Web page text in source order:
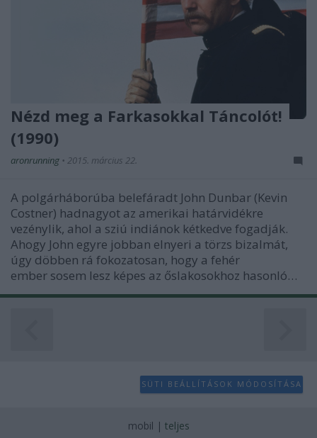
Nézd meg a Farkasokkal Táncolót!
(1990)
aronrunning • 2015. március 22.
A polgárháborúba belefáradt John Dunbar (Kevin
Costner) hadnagyot az amerikai határvidékre
vezénylik, ahol a sziú indiánok kétkedve fogadják.
Ahogy John egyre jobban elnyeri a törzs bizalmát,
úgy döbben rá fokozatosan, hogy a fehér
ember sosem lesz képes az őslakosokhoz hasonló…
SÜTI BEÁLLÍTÁSOK MÓDOSÍTÁSA
mobil | teljes